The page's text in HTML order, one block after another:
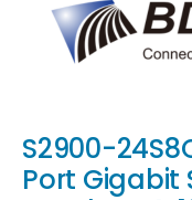
S2900-
Port Gigabit